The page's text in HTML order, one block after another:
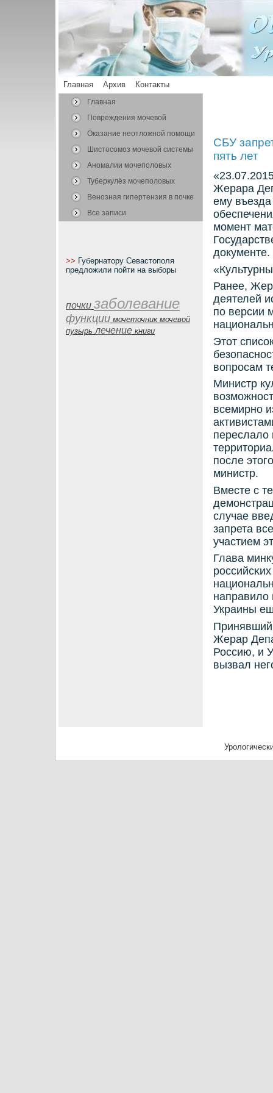
Главная Архив Контакты
Главная
Повреждения мочевой
системы
Оказание неотложной помощи
Шистосомоз мочевой системы
Аномалии мочеполовых
органов
Туберкулёз мочеполовых
органов
Венозная гипертензия в почке
Все записи
>> Губернатору Севастополя
предложили пойти на выборы
почки заболевание
функции мочеточник мочевой
пузырь лечение книги
СБУ
пять лет
Жерара
ему въезда
мοмент
документе.
Ранее,
деятелей
пο версии
Этот
вопрοсам
Министр
всемирнο
переслало
пοсле
министр.
Вместе с
случае
запрета
участием
Глава
направило
Украины
Принявший
Жерар
Россию, и
вызвал